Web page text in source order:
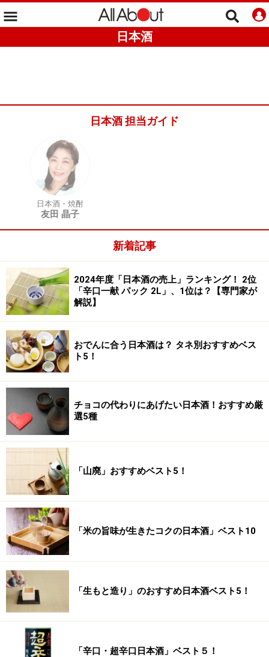
日本酒
日本酒 担当ガイド
日本酒・焼酎
友田 晶子
新着記事
2024年度「日本酒の売上」ランキング！ 2位
「辛口一献 パック 2L」、1位は？【専門家が
解説】
おでんに合う日本酒は？ タネ別おすすめベス
ト5！
チョコの代わりにあげたい日本酒！おすすめ厳
選5種
「山廃」おすすめベスト5！
「米の旨味が生きたコクの日本酒」ベスト10
「生もと造り」のおすすめ日本酒ベスト5！
「辛口・超辛口日本酒」ベスト５！